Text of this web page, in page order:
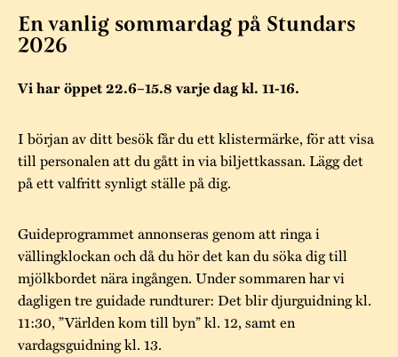
Tillgänglighet
Kontakta oss
Jarl Hemmer
Byggnadsvård
Rödmyllan
Museipedagogik
Projekt
Museisamlingarna
Stundarsvänner
Marknader
Årets Gunnar
registerbeskrivning
En vanlig sommardag på Stundars
2026
Vi har öppet 22.6–15.8 varje dag kl. 11-16.
I början av ditt besök får du ett klistermärke, för att visa
till personalen att du gått in via biljettkassan. Lägg det
på ett valfritt synligt ställe på dig.
Guideprogrammet annonseras genom att ringa i
vällingklockan och då du hör det kan du söka dig till
mjölkbordet nära ingången. Under sommaren har vi
dagligen tre guidade rundturer: Det blir djurguidning kl.
11:30, ”Världen kom till byn” kl. 12, samt en
vardagsguidning kl. 13.